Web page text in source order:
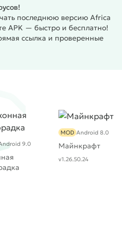
последнюю версию Africa
APK — быстро и бесплатно!
ссылка и проверенные
9.0 Майнкрафт
MOD Android 8.0
v1.26.50.24